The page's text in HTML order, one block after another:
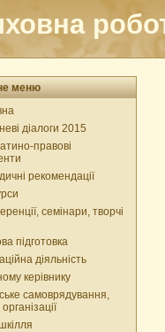
меню
діалоги 2015
правові
рекомендації
семінари, творчі
підготовка
діяльність
керівнику
самоврядування,